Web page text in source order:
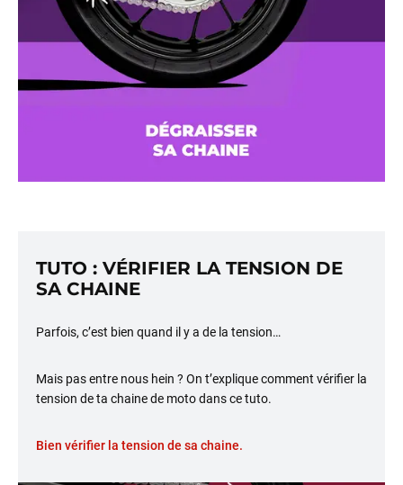
TUTO : VÉRIFIER LA TENSION DE
SA CHAINE
Parfois, c’est bien quand il y a de la tension…
Mais pas entre nous hein ? On t’explique comment vérifier la
tension de ta chaine de moto dans ce tuto.
Bien vérifier la tension de sa chaine.